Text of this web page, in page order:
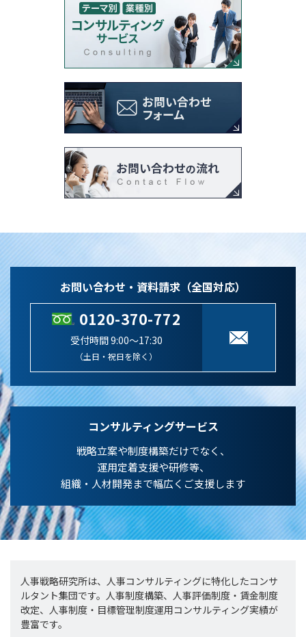
お問い合わせ・資料請求（全国対応）
0120-370-772
受付時間 9:00～17:30
（土日・祝日を除く）
コンサルティングサービス
戦略立案や制度構築だけでなく、
運用定着支援や研修等、
組織・人材開発まで幅広くご支援します
人事戦略研究所は、人事コンサルティングに特化したコンサ
ルタント集団です。人事制度構築、人事評価制度・賃金制度
改定、人事制度・目標管理制度運用コンサルティング実績が
豊富です。